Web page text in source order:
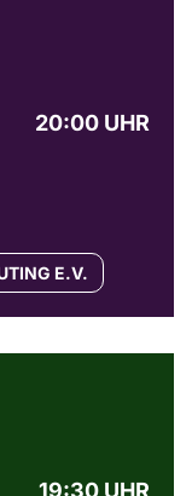
20:00 UHR
E.V.
19:30 UHR